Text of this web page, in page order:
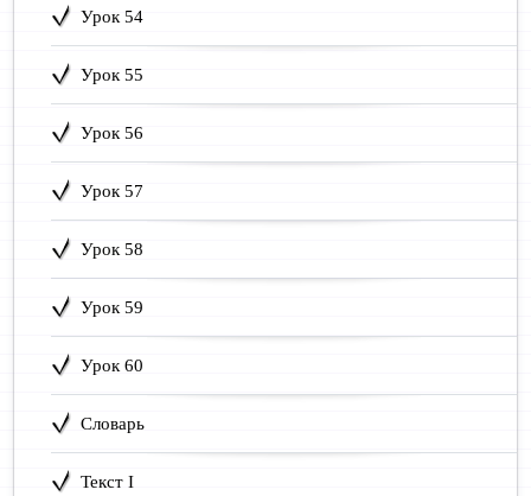
Урок 54
Урок 55
Урок 56
Урок 57
Урок 58
Урок 59
Урок 60
Словарь
Текст I